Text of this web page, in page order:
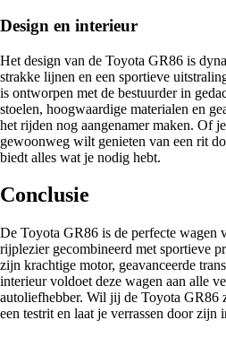
Design en interieur
Het design van de Toyota GR86 is
strakke lijnen en een sportieve
is ontworpen met de bestuurder in
stoelen, hoogwaardige materialen en
het rijden nog aangenamer maken. Of
gewoonweg wilt genieten van een rit
biedt alles wat je nodig hebt.
Conclusie
De Toyota GR86 is de perfecte wagen
rijplezier gecombineerd met sportieve
zijn krachtige motor, geavanceerde
interieur voldoet deze wagen aan alle
autoliefhebber. Wil jij de Toyota GR86
een testrit en laat je verrassen door zijn